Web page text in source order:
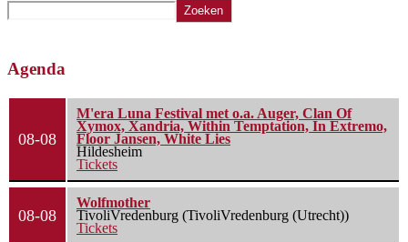
Zoeken
Agenda
08-08
M'era Luna Festival met o.a. Auger, Clan Of
Xymox, Xandria, Within Temptation, In Extremo,
Floor Jansen, White Lies
Hildesheim
Tickets
08-08
Wolfmother
TivoliVredenburg (TivoliVredenburg (Utrecht))
Tickets